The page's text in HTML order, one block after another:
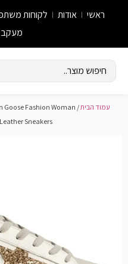
ראשי אודות לקוחות
מעקב
עמוד הבית/
Goose Fashion Woman
Sneakers